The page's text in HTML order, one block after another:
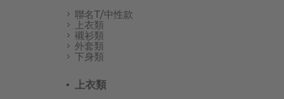
聯名T/中性款
上衣類
襯衫類
外套類
下身類
上衣類